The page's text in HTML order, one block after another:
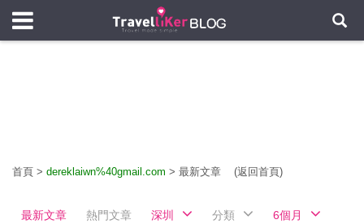
首頁 > dereklaiwn%40gmail.com > 最新文章 (返回首頁)
最新文章 熱門文章 深圳 分類 6個月